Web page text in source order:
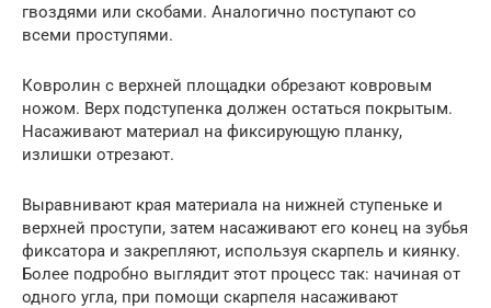
гвоздями или скобами. Аналогично поступают со
всеми проступями.
Ковролин с верхней площадки обрезают ковровым
ножом. Верх подступенка должен остаться покрытым.
Насаживают материал на фиксирующую планку,
излишки отрезают.
Выравнивают края материала на нижней ступеньке и
верхней проступи, затем насаживают его конец на зубья
фиксатора и закрепляют, используя скарпель и киянку.
Более подробно выглядит этот процесс так: начиная от
одного угла, при помощи скарпеля насаживают